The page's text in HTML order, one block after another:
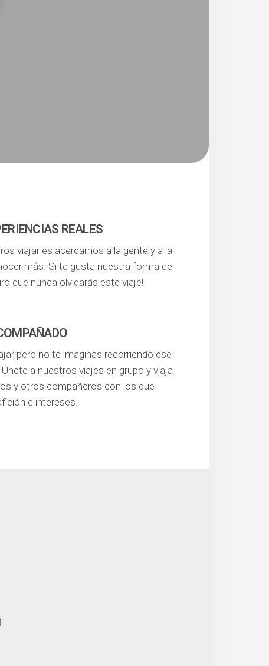
REALES
viajar es acercarnos a la gente y a la
más. Si te gusta nuestra forma de
que nunca olvidarás este viaje!
pero no te imaginas recorriendo ese
a nuestros viajes en grupo y viaja
y otros compañeros con los que
e intereses.